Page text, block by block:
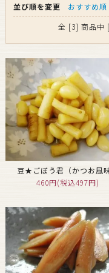
並び順を変更 おすすめ順
全 [3] 商品中
豆★ごぼう君（かつお風味
460円(税込497円)